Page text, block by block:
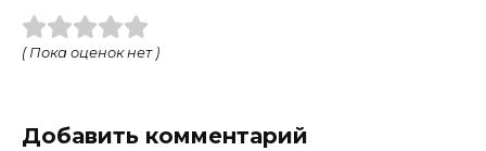
( Пока оценок нет )
Добавить комментарий